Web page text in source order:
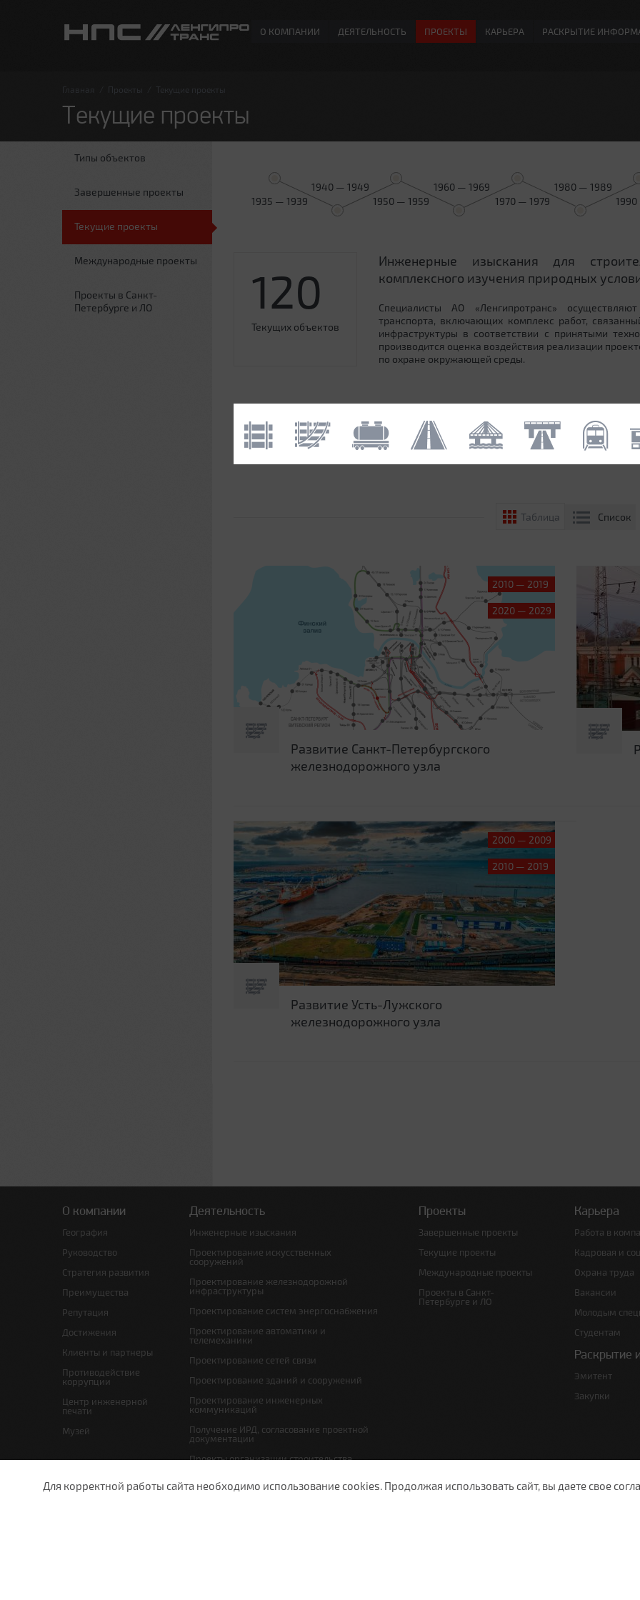
О КОМПАНИИ ДЕЯТЕЛЬНОСТЬ ПРОЕКТЫ КАРЬЕРА РАСКРЫТИЕ
Главная Проекты Текущие проекты
Текущие проекты
Типы объектов
Завершенные проекты
Текущие проекты
Международные проекты
Проекты в Санкт-
Петербурге и ЛО
1935 — 1939
1940 — 1949
1950 — 1959
1960 — 1969
1970 — 1979
1980 — 1989
120
Текущих объектов
Инженерные изыскания для
комплексного изучения природных
Специалисты АО «Ленгипротранс»
транспорта, включающих комплекс работ,
инфраструктуры в соответствии с принятыми
производится оценка воздействия реализации
по охране окружающей среды.
Таблица Список
2010 — 2019
2020 — 2029
Развитие Санкт-Петербургского
железнодорожного узла
2000 — 2009
2010 — 2019
Развитие Усть-Лужского
железнодорожного узла
О компании
География
Руководство
Стратегия развития
Преимущества
Репутация
Достижения
Клиенты и партнеры
Противодействие
коррупции
Центр инженерной
печати
Музей
Деятельность
Инженерные изыскания
Проектирование искусственных
сооружений
Проектирование железнодорожной
инфраструктуры
Проектирование систем энергоснабжения
Проектирование автоматики и
телемеханики
Проектирование сетей связи
Проектирование зданий и сооружений
Проектирование инженерных
коммуникаций
Получение ИРД, согласование проектной
документации
Проекты организации строительства,
Проекты
Завершенные проекты
Текущие проекты
Международные проекты
Проекты в Санкт-
Петербурге и ЛО
Карьера
Работа в
Кадровая и
Охрана труда
Вакансии
Молодым
Студентам
Раскрытие
Эмитент
Закупки
Для корректной работы сайта необходимо использование cookies. Продолжая использовать сайт, вы даете свое